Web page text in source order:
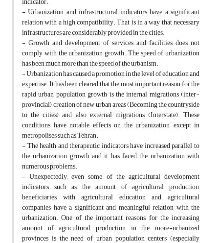
- Urbanization and infrastructural indicators have a significant
relation with a high compatibility. That is in a way that necessary
infrastructures are considerably provided in the cities.
- Growth and development of services and facilities does not
comply with the urbanization growth. The speed of urbanization
has been much more than the speed of the urbanism.
- Urbanization has caused a promotion in the level of education and
expertise. It has been cleared that the most important reason for the
rapid urban population growth is the internal migrations (inter-
provincial), creation of new urban areas (‌Becoming the countryside
to the cities) and also external migrations (Interstate). These
conditions have notable effects on the urbanization, except in
metropolises such as Tehran.
- The health and therapeutic indicators have increased parallel to
the urbanization growth and it has faced the urbanization with
numerous problems.
- Unexpectedly, even some of the agricultural development
indicators such as the amount of agricultural production,
beneficiaries with agricultural education and agricultural
companies have a significant and meaningful relation with the
urbanization. One of the important reasons for the increasing
amount of agricultural production in the more-urbanized
provinces is the need of urban population centers (especially